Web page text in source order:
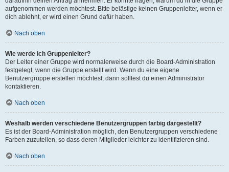
aufgenommen werden möchtest. Bitte belästige keinen Gruppenleiter, wenn er
dich ablehnt, er wird einen Grund dafür haben.
Nach oben
Wie werde ich Gruppenleiter?
Der Leiter einer Gruppe wird normalerweise durch die Board-Administration
festgelegt, wenn die Gruppe erstellt wird. Wenn du eine eigene
Benutzergruppe erstellen möchtest, dann solltest du einen Administrator
kontaktieren.
Nach oben
Weshalb werden verschiedene Benutzergruppen farbig dargestellt?
Es ist der Board-Administration möglich, den Benutzergruppen verschiedene
Farben zuzuteilen, so dass deren Mitglieder leichter zu identifizieren sind.
Nach oben